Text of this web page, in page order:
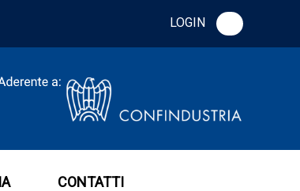
LOGIN
CONTATTI